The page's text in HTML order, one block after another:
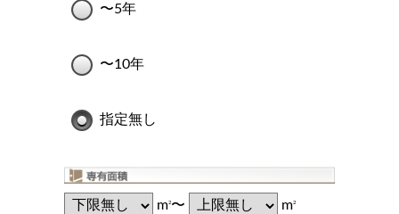
〜5年
〜10年
指定無し
m2〜 m2